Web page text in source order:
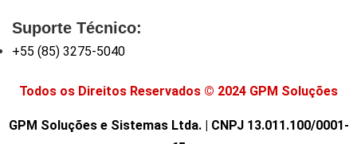
Suporte Técnico:
+55 (85) 3275-5040
Todos os Direitos Reservados © 2024 GPM Soluções
GPM Soluções e Sistemas Ltda. | CNPJ 13.011.100/0001-